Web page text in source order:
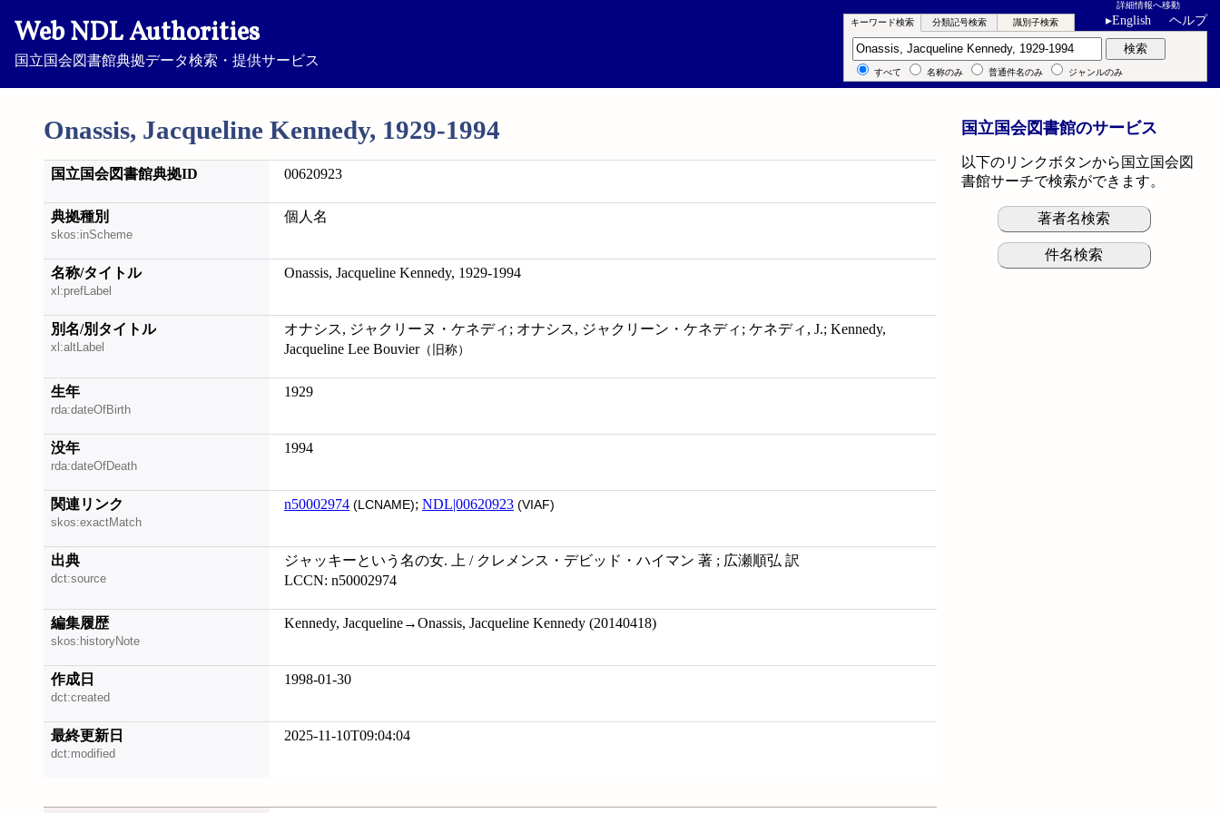
Web NDL Authorities
国立国会図書館典拠データ検索・提供サービス
詳細情報へ移動
▸English ヘルプ
Onassis, Jacqueline Kennedy, 1929-1994
キーワード検索 分類記号検索 識別子検索
キーワード検索 検索
すべて 名称のみ 普通件名のみ ジャンルのみ
国立国会図書館典拠ID 00620923
典拠種別
skos:inScheme
個人名
名称/タイトル
xl:prefLabel
Onassis, Jacqueline Kennedy, 1929-1994
別名/別タイトル
xl:altLabel
オナシス, ジャクリーヌ・ケネディ; オナシス, ジャクリーン・ケネディ; ケネディ, J.; Kennedy,
Jacqueline Lee Bouvier（旧称）
生年
rda:dateOfBirth
1929
没年
rda:dateOfDeath
1994
関連リンク
skos:exactMatch
n50002974 (LCNAME); NDL|00620923 (VIAF)
出典
dct:source
ジャッキーという名の女. 上 / クレメンス・デビッド・ハイマン 著 ; 広瀬順弘 訳
LCCN: n50002974
編集履歴
skos:historyNote
Kennedy, Jacqueline→Onassis, Jacqueline Kennedy (20140418)
作成日
dct:created
1998-01-30
最終更新日
dct:modified
2025-11-10T09:04:04
国立国会図書館のサービス
以下のリンクボタンから国立国会図
書館サーチで検索ができます。
著者名検索
件名検索